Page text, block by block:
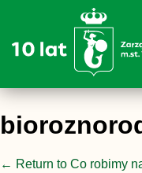
← Return to Co robimy